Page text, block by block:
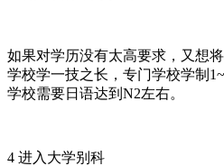
如果对学历没有太高要求，又想
学校学一技之长，专门学校学制
学校需要日语达到N2左右。
4 进入大学别科